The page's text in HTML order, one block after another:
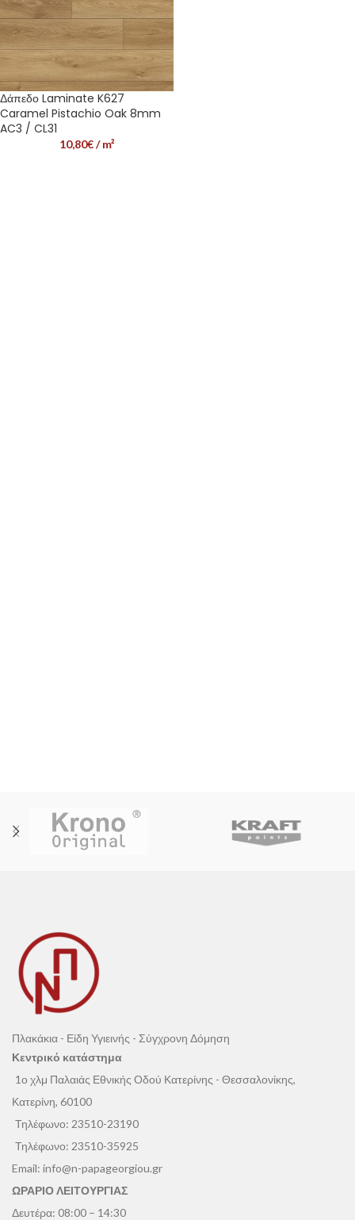
Δάπεδο Laminate K627
Caramel Pistachio Oak 8mm
AC3 / CL31
10,80€/ m²
Πλακάκια - Είδη Υγιεινής - Σύγχρονη Δόμηση
Κεντρικό κατάστημα
1ο χλμ Παλαιάς Εθνικής Οδού Κατερίνης - Θεσσαλονίκης,
Κατερίνη, 60100
Τηλέφωνο: 23510-23190
Τηλέφωνο: 23510-35925
Email: info@n-papageorgiou.gr
ΩΡΑΡΙΟ ΛΕΙΤΟΥΡΓΙΑΣ
Δευτέρα: 08:00 – 14:30